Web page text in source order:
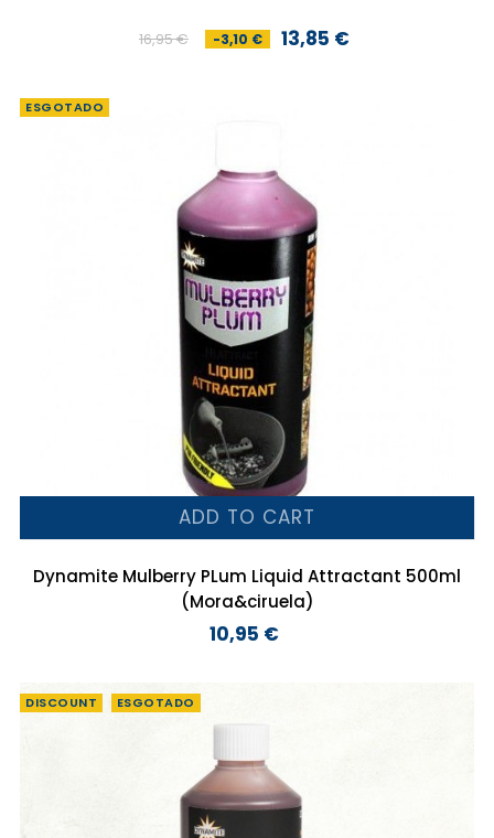
Preço
16,95 € -3,10 €
Preço13,85 €
ESGOTADO
ADD TO CART
Dynamite Mulberry PLum Liquid Attractant 500ml
(Mora&ciruela)
Preço
10,95 €
DISCOUNT ESGOTADO